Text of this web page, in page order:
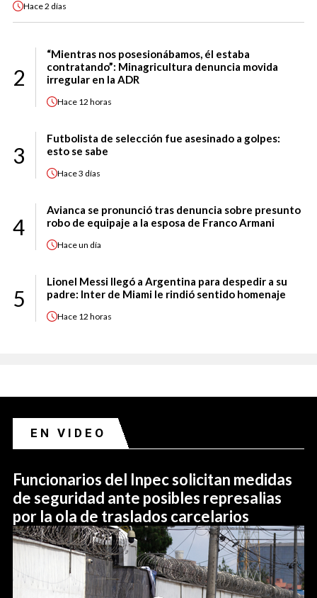
Hace2 días
2
“Mientras nos posesionábamos, él estaba
contratando”: Minagricultura denuncia movida
irregular en la ADR
Hace 12 horas
3
Futbolista de selección fue asesinado a golpes:
esto se sabe
Hace3 días
4
Avianca se pronunció tras denuncia sobre presunto
robo de equipaje a la esposa de Franco Armani
Haceun día
5
Lionel Messi llegó a Argentina para despedir a su
padre: Inter de Miami le rindió sentido homenaje
Hace 12 horas
EN VIDEO
Funcionarios del Inpec solicitan medidas
de seguridad ante posibles represalias
por la ola de traslados carcelarios